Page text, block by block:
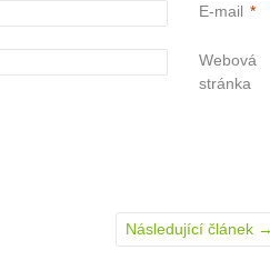
E-mail *
Webová
stránka
Následující článek